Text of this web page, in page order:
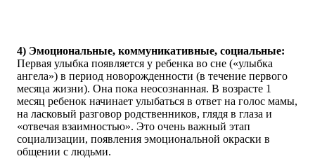
4) Эмоциональные, коммуникативные, социальные:
Первая улыбка появляется у ребенка во сне («улыбка
ангела») в период новорожденности (в течение первого
месяца жизни). Она пока неосознанная. В возрасте 1
месяц ребенок начинает улыбаться в ответ на голос мамы,
на ласковый разговор родственников, глядя в глаза и
«отвечая взаимностью». Это очень важный этап
социализации, появления эмоциональной окраски в
общении с людьми.